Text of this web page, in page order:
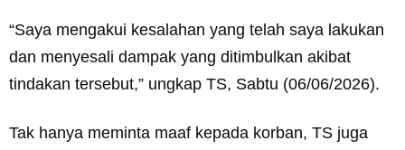
“Saya mengakui kesalahan yang telah saya lakukan
dan menyesali dampak yang ditimbulkan akibat
tindakan tersebut,” ungkap TS, Sabtu (06/06/2026).
Tak hanya meminta maaf kepada korban, TS juga